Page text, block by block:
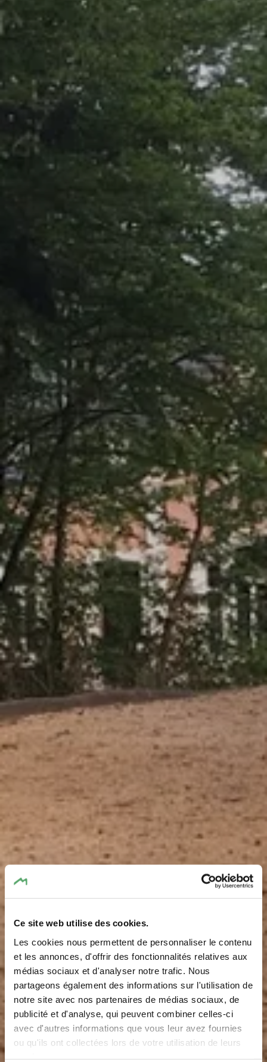
Ce site web utilise des cookies.
Les cookies nous permettent de personnaliser le contenu
et les annonces, d'offrir des fonctionnalités relatives aux
médias sociaux et d'analyser notre trafic. Nous
partageons également des informations sur l'utilisation de
notre site avec nos partenaires de médias sociaux, de
publicité et d'analyse, qui peuvent combiner celles-ci
avec d'autres informations que vous leur avez fournies
ou qu'ils ont collectées lors de votre utilisation de leurs
Pétanque - Bech
Waar? Bécher Gare, 6230 Bech